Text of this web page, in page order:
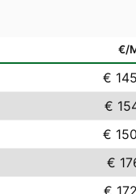
€/
€
€
€
€
€